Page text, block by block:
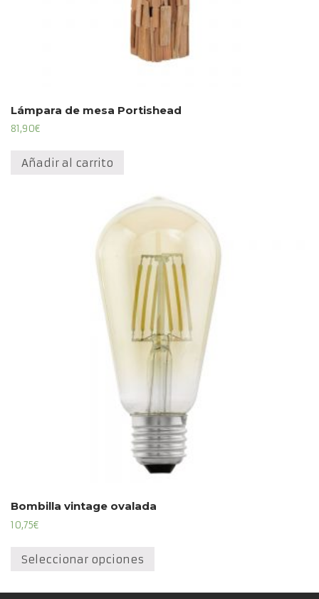
Lámpara de mesa Portishead
81,90€
Añadir al carrito
Bombilla vintage ovalada
10,75€
Seleccionar opciones
múltiples